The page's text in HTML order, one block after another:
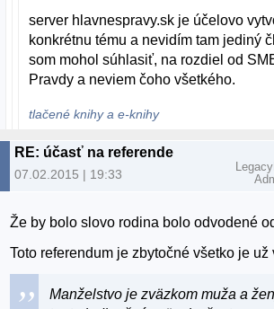
server hlavnespravy.sk je účelovo
konkrétnu tému a nevidím tam jediný
som mohol súhlasiť, na rozdiel od
Pravdy a neviem čoho všetkého.
tlačené knihy a e-knihy
RE: účasť na referende
07.02.2015 | 19:33
Že by bolo slovo rodina bolo odvodené
Toto referendum je zbytočné všetko je
Manželstvo je zväzkom muža a